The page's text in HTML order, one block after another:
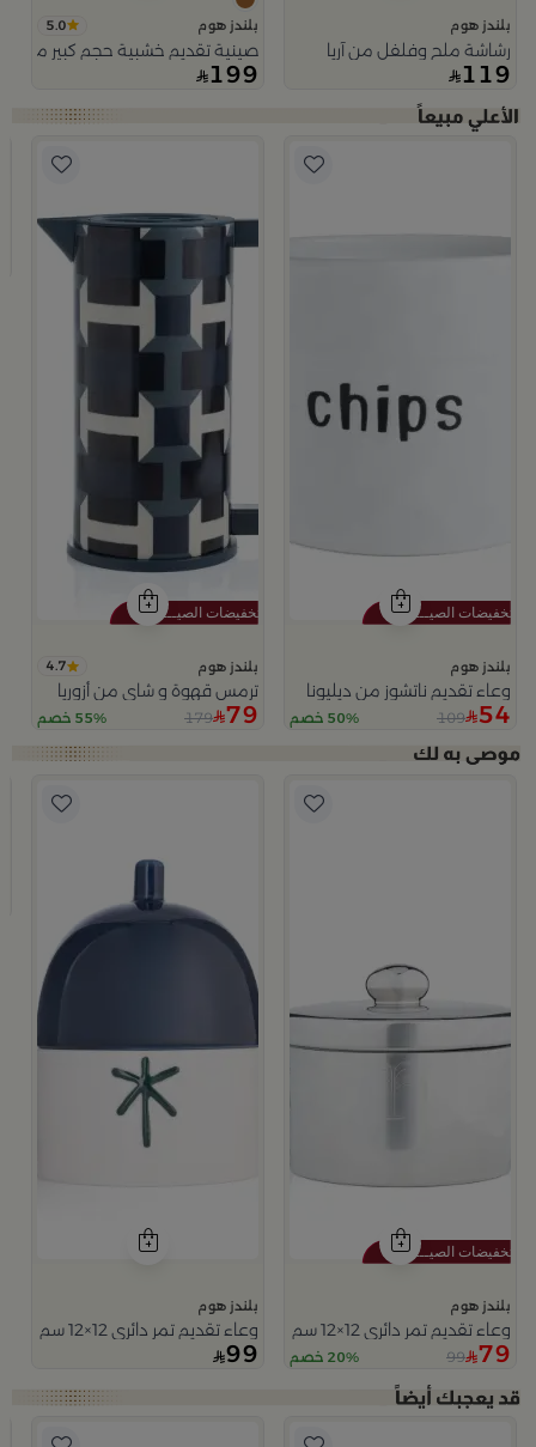
بلندز هوم
رشاشة ملح وفلفل من آريا
119
بلندز هوم 5.0
صينية تقديم خشبية حجم كبير من
199
بلندز هوم
وعاء تقديم ناتشوز من ديليونا
54
109 50% خصم
بلندز هوم 4.7
ترمس قهوة و شاي من أزوريا
79
179 55% خصم
بلندز هوم
وعاء تقديم تمر دائري 12×12 سم فضي من الخزف الحجري بغطاء من عسيب
79
99 20% خصم
بلندز هوم
وعاء تقديم تمر دائري 12×12 سم أبيض وأزرق من الخزف الحجري بنقش نخلة من ميرلان
99